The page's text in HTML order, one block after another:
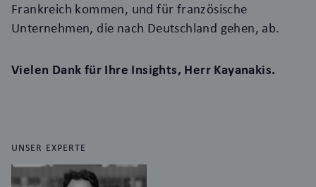
Frankreich kommen, und für französische
Unternehmen, die nach Deutschland gehen, ab.
Vielen Dank für Ihre Insights, Herr Kayanakis.
UNSER EXPERTE